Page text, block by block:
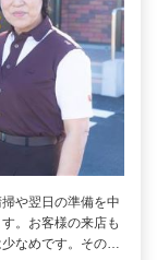
や翌日の準備を中
。お客様の来店も
なめです。その…